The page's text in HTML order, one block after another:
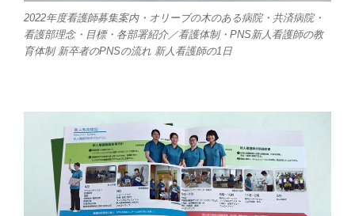
2022年度看護師募集案内・オリーブの木のある病院・共済病院・
看護部理念・目標・各部署紹介／看護体制・PNS新人看護師の教
育体制 新卒者のPNSの流れ 新人看護師の1日